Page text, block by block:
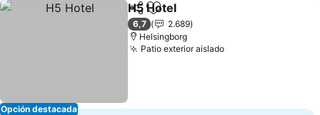
Opción destacada
CompartirAgregar a favoritos
H5 Hotel
6,7
2.689
Helsingborg
Patio exterior aisladoVer precios